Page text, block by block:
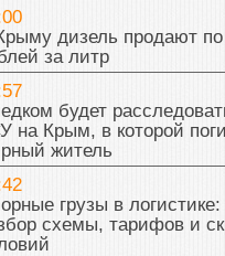
дизель продают по
за литр
будет
на Крым, в которой
житель
грузы в
схемы, тарифов и